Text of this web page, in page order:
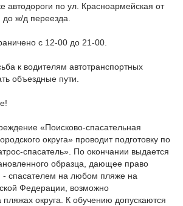
автодороги по ул. Красноармейская от
ж/д переезда.
с 12-00 до 21-00.
к водителям автотранспортных
объездные пути.
«Поисково-спасательная
округа» проводит подготовку по
спасатель». По окончании выдается
образца, дающее право
- спасателем на любом пляже на
Федерации, возможно
пляжах округа. К обучению допускаются